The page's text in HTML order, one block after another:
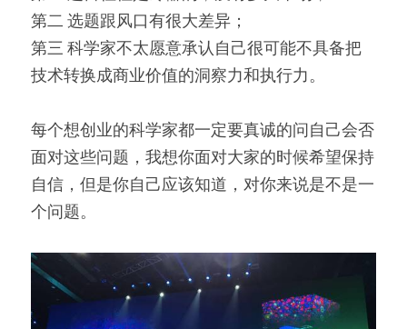
第二 选题跟风口有很大差异；
第三 科学家不太愿意承认自己很可能不具备把
技术转换成商业价值的洞察力和执行力。
每个想创业的科学家都一定要真诚的问自己会否
面对这些问题，我想你面对大家的时候希望保持
自信，但是你自己应该知道，对你来说是不是一
个问题。